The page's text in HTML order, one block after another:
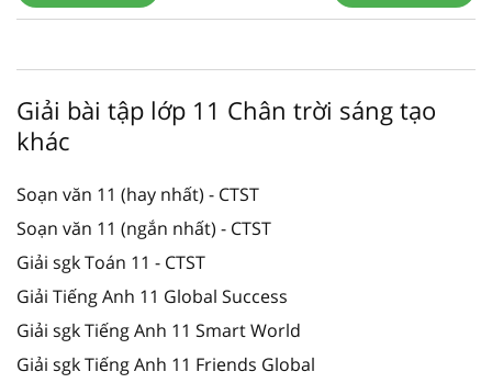
Giải bài tập lớp 11 Chân trời sáng tạo
khác
Soạn văn 11 (hay nhất) - CTST
Soạn văn 11 (ngắn nhất) - CTST
Giải sgk Toán 11 - CTST
Giải Tiếng Anh 11 Global Success
Giải sgk Tiếng Anh 11 Smart World
Giải sgk Tiếng Anh 11 Friends Global